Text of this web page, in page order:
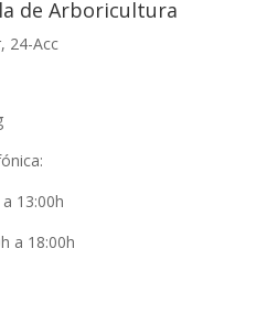
de Arboricultura
24-Acc
13:00h
a 18:00h